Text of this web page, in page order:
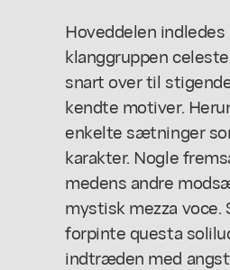
Hoveddelen
klanggruppen
snart over til
kendte motiver.
enkelte sætninger
karakter. Nogle
medens andre
mystisk mezza
forpinte questa
indtræden med